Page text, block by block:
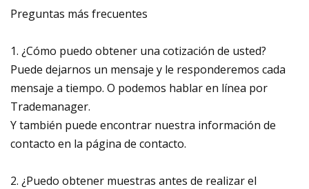
Preguntas más frecuentes
1. ¿Cómo puedo obtener una cotización de usted?
Puede dejarnos un mensaje y le responderemos cada
mensaje a tiempo. O podemos hablar en línea por
Trademanager.
Y también puede encontrar nuestra información de
contacto en la página de contacto.
2. ¿Puedo obtener muestras antes de realizar el